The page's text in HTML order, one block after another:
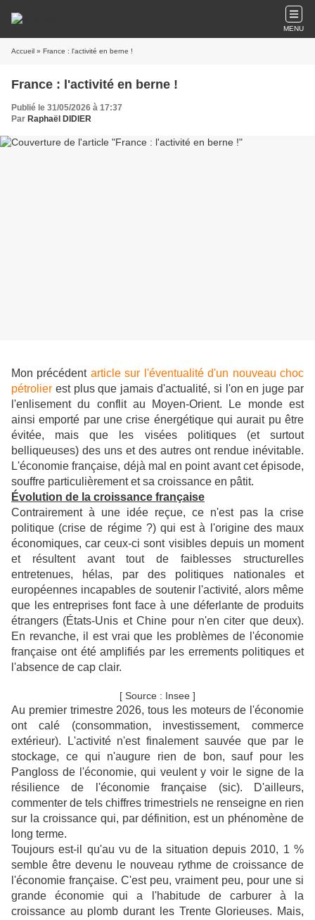
MENU
Accueil » France : l'activité en berne !
France : l'activité en berne !
Publié le 31/05/2026 à 17:37
Par Raphaël DIDIER
Mon précédent article sur l'éventualité d'un nouveau choc
pétrolier est plus que jamais d'actualité, si l'on en juge par
l'enlisement du conflit au Moyen-Orient. Le monde est
ainsi emporté par une crise énergétique qui aurait pu être
évitée, mais que les visées politiques (et surtout
belliqueuses) des uns et des autres ont rendue inévitable.
L'économie française, déjà mal en point avant cet épisode,
souffre particulièrement et sa croissance en pâtit.
Évolution de la croissance française
Contrairement à une idée reçue, ce n'est pas la crise
politique (crise de régime ?) qui est à l'origine des maux
économiques, car ceux-ci sont visibles depuis un moment
et résultent avant tout de faiblesses structurelles
entretenues, hélas, par des politiques nationales et
européennes incapables de soutenir l'activité, alors même
que les entreprises font face à une déferlante de produits
étrangers (États-Unis et Chine pour n'en citer que deux).
En revanche, il est vrai que les problèmes de l'économie
française ont été amplifiés par les errements politiques et
l'absence de cap clair.
[ Source : Insee ]
Au premier trimestre 2026, tous les moteurs de l'économie
ont calé (consommation, investissement, commerce
extérieur). L'activité n'est finalement sauvée que par le
stockage, ce qui n'augure rien de bon, sauf pour les
Pangloss de l'économie, qui veulent y voir le signe de la
résilience de l'économie française (sic). D'ailleurs,
commenter de tels chiffres trimestriels ne renseigne en rien
sur la croissance qui, par définition, est un phénomène de
long terme.
Toujours est-il qu'au vu de la situation depuis 2010, 1 %
semble être devenu le nouveau rythme de croissance de
l'économie française. C'est peu, vraiment peu, pour une si
grande économie qui a l'habitude de carburer à la
croissance au plomb durant les Trente Glorieuses. Mais,